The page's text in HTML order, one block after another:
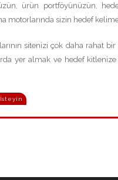
ürün portföyünüzün,
motorlarında sizin hedef
sitenizi çok daha rahat bir
yer almak ve hedef